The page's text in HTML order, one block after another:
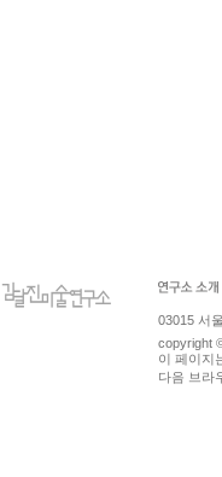
03015 서
copyright
이 페이지
다음 브라